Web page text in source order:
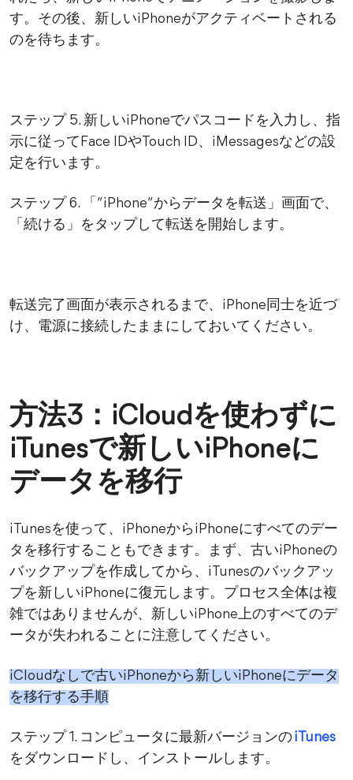
す。その後、新しいiPhoneがアクティベートされる
のを待ちます。
ステップ 5. 新しいiPhoneでパスコードを入力し、指
示に従ってFace IDやTouch ID、iMessagesなどの設
定を行います。
ステップ 6. 「”iPhone”からデータを転送」画面で、
「続ける」をタップして転送を開始します。
転送完了画面が表示されるまで、iPhone同士を近づ
け、電源に接続したままにしておいてください。
方法3：iCloudを使わずに
iTunesで新しいiPhoneに
データを移行
iTunesを使って、iPhoneからiPhoneにすべてのデー
タを移行することもできます。まず、古いiPhoneの
バックアップを作成してから、iTunesのバックアッ
プを新しいiPhoneに復元します。プロセス全体は複
雑ではありませんが、新しいiPhone上のすべてのデ
ータが失われることに注意してください。
iCloudなしで古いiPhoneから新しいiPhoneにデータ
を移行する手順
ステップ 1. コンピュータに最新バージョンのiTunes
をダウンロードし、インストールします。